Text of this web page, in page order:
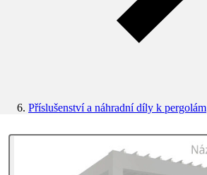
Příslušenství a náhradní díly k pergolám